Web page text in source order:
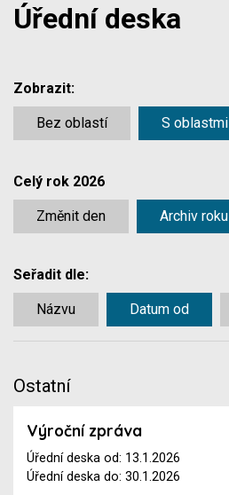
Úřední deska
Zobrazit:
Bez oblastí S oblastmi
Celý rok 2026
Změnit den Archiv roku
Seřadit dle:
Názvu Datum od
Ostatní
Výroční zpráva
Úřední deska od: 13.1.2026
Úřední deska do: 30.1.2026